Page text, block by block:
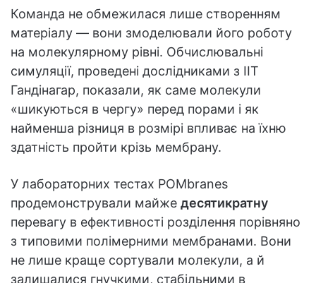
Команда не обмежилася лише створенням
матеріалу — вони змоделювали його роботу
на молекулярному рівні. Обчислювальні
симуляції, проведені дослідниками з IIT
Гандінагар, показали, як саме молекули
«шикуються в чергу» перед порами і як
найменша різниця в розмірі впливає на їхню
здатність пройти крізь мембрану.
У лабораторних тестах POMbranes
продемонстрували майже десятикратну
перевагу в ефективності розділення порівняно
з типовими полімерними мембранами. Вони
не лише краще сортували молекули, а й
залишалися гнучкими, стабільними в